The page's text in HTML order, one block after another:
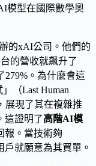
模型在國際數學奧
的xAI公司。他們的
的營收就飆升了
279%。為什麼會這
（Last Human
展現了其在複雜推
這證明了高階AI模
報。當技術夠
戶就願意為其買單。